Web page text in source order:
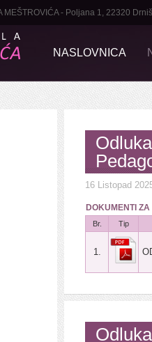
MEŠTROVIĆA - Poljana 1, 22320
NASLOVNICA
16 Listopad
DOKUMENTI
Br. Tip
1.